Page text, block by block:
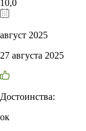
10,0
август 2025
27 августа 2025
Достоинства:
ок